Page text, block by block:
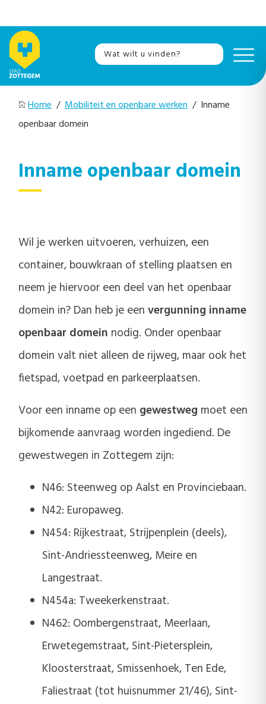
Home / Mobiliteit en openbare werken / Inname
openbaar domein
Inname openbaar domein
Wil je werken uitvoeren, verhuizen, een
container, bouwkraan of stelling plaatsen en
neem je hiervoor een deel van het openbaar
domein in? Dan heb je een vergunning inname
openbaar domein nodig. Onder openbaar
domein valt niet alleen de rijweg, maar ook het
fietspad, voetpad en parkeerplaatsen.
Voor een inname op een gewestweg moet een
bijkomende aanvraag worden ingediend. De
gewestwegen in Zottegem zijn:
N46: Steenweg op Aalst en Provinciebaan.
N42: Europaweg.
N454: Rijkestraat, Strijpenplein (deels),
Sint-Andriessteenweg, Meire en
Langestraat.
N454a: Tweekerkenstraat.
N462: Oombergenstraat, Meerlaan,
Erwetegemstraat, Sint-Pietersplein,
Kloosterstraat, Smissenhoek, Ten Ede,
Faliestraat (tot huisnummer 21/46), Sint-